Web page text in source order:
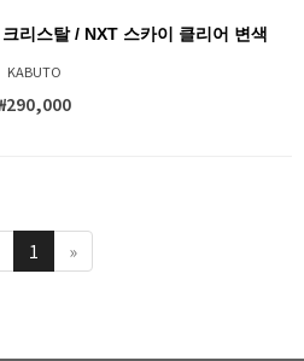
리스탈 / NXT 스카이 클리어 변색
KABUTO
1 »